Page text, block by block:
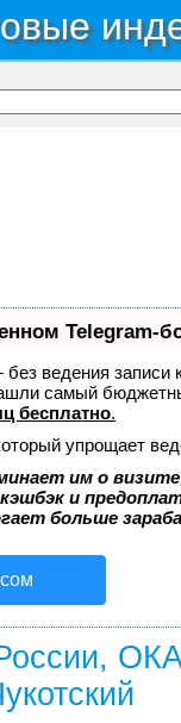
Telegram-
ведения
самый
бесплатно.
упрощает
им о
и
больше